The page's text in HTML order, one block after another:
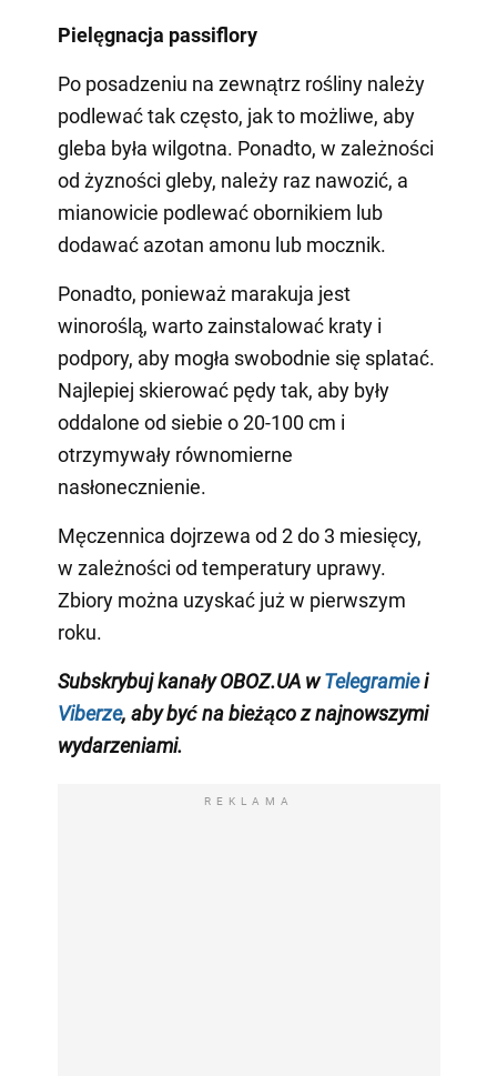
Pielęgnacja passiflory
Po posadzeniu na zewnątrz rośliny należy
podlewać tak często, jak to możliwe, aby
gleba była wilgotna. Ponadto, w zależności
od żyzności gleby, należy raz nawozić, a
mianowicie podlewać obornikiem lub
dodawać azotan amonu lub mocznik.
Ponadto, ponieważ marakuja jest
winoroślą, warto zainstalować kraty i
podpory, aby mogła swobodnie się splatać.
Najlepiej skierować pędy tak, aby były
oddalone od siebie o 20-100 cm i
otrzymywały równomierne
nasłonecznienie.
Męczennica dojrzewa od 2 do 3 miesięcy,
w zależności od temperatury uprawy.
Zbiory można uzyskać już w pierwszym
roku.
Subskrybuj kanały OBOZ.UA wTelegramiei
Viberze, aby być na bieżąco znajnowszymi
wydarzeniami.
REKLAMA